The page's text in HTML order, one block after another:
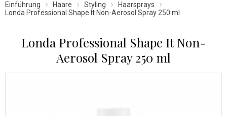
Einführung Haare Styling
Haarsprays
Londa Professional Shape It Non-Aerosol Spray 250 ml
Londa Professional Shape It Non-
Aerosol Spray 250 ml